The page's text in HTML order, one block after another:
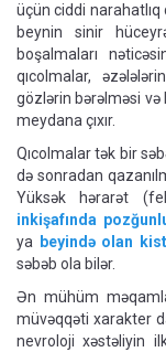
üçün ciddi narahatlıq
beynin sinir
boşalmaları
qıcolmalar,
gözlərin bərəlməsi
meydana çıxır.
Qıcolmalar tək bir
də sonradan
Yüksək hərarət
inkişafında
ya
beyində olan
səbəb ola bilər.
Ən mühüm
müvəqqəti xarakter
nevroloji xəstəliyin